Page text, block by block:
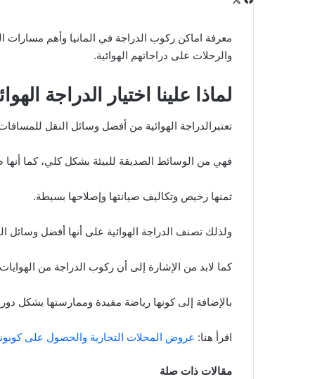
معرفة اماكن ركوب الدراجة في المانيا وأهم مسارات
والرحلات على دراجاتهم الهوائية.
لماذا علينا اختيار الدراجة
تعتبرالدراجة الهوائية من أفضل وسائل النقل
فهي من الوسائط الصديقة للبيئة بشكل كلي، كما أنها
ثمنها رخيص وتكاليف صيانتها وإصلاحها بسيطة.
ولذلك تصنف الدراجة الهوائية على أنها أفضل وسائل
كما لابد من الإشارة إلى أن ركوب الدراجة من
بالإضافة إلى كونها رياضة مفيدة وممارستها بشكل
اقرأ هنا: عروض المحلات التجارية والحصول على
مقالات ذات صلة